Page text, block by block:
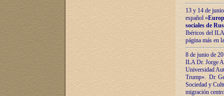
13 y 14 de
español «
sociales de
Ibéricos del ILA
página más en
8 de junio de
ILA Dr. Jorge
Universidad
Trump». Dr.
Sociedad y
migración